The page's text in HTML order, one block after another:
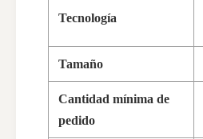
Tecnología
Tamaño
Cantidad mínima de
pedido